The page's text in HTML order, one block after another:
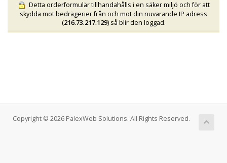
Detta orderformulär tillhandahålls i en säker miljö och för att
skydda mot bedrägerier från och mot din nuvarande IP adress
(216.73.217.129) så blir den loggad.
Copyright © 2026 PalexWeb Solutions. All Rights Reserved.